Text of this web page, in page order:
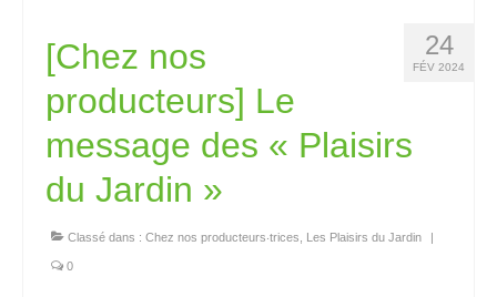
24
FÉV 2024
[Chez nos
producteurs] Le
message des « Plaisirs
du Jardin »
Classé dans : Chez nos producteurs‧trices Les Plaisirs du Jardin
0